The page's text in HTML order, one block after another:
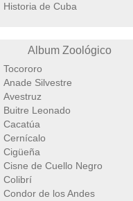
Historia de Cuba
Album Zoológico
Tocororo
Anade Silvestre
Avestruz
Buitre Leonado
Cacatúa
Cernícalo
Cigüeña
Cisne de Cuello Negro
Colibrí
Condor de los Andes